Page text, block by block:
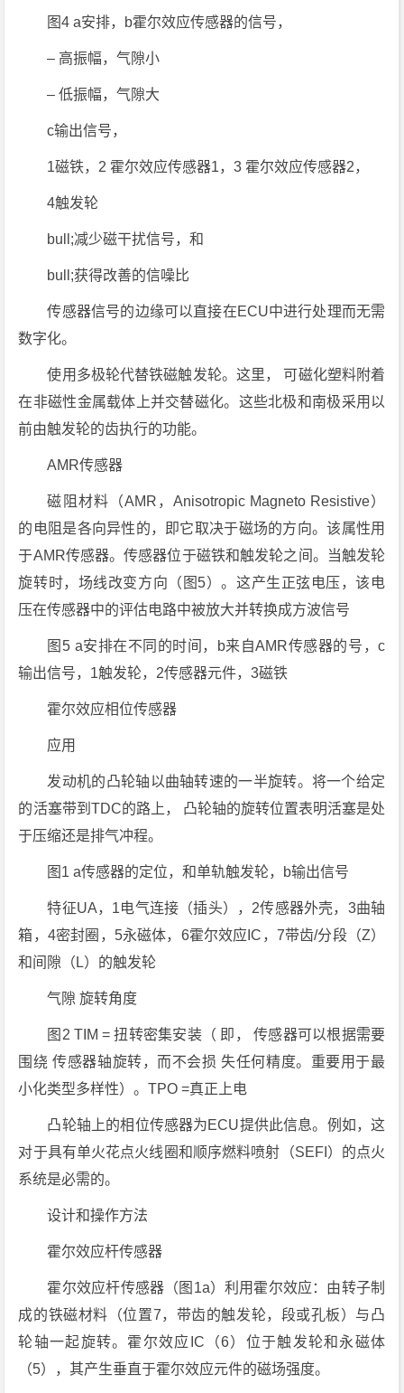
图4 a安排，b霍尔效应传感器的信号，
– 高振幅，气隙小
– 低振幅，气隙大
c输出信号，
1磁铁，2 霍尔效应传感器1，3 霍尔效应传感器2，
4触发轮
bull;减少磁干扰信号，和
bull;获得改善的信噪比
传感器信号的边缘可以直接在ECU中进行处理而无需
数字化。
使用多极轮代替铁磁触发轮。这里， 可磁化塑料附着
在非磁性金属载体上并交替磁化。这些北极和南极采用以
前由触发轮的齿执行的功能。
AMR传感器
磁阻材料（AMR，Anisotropic Magneto Resistive）
的电阻是各向异性的，即它取决于磁场的方向。该属性用
于AMR传感器。传感器位于磁铁和触发轮之间。当触发轮
旋转时，场线改变方向（图5）。这产生正弦电压，该电
压在传感器中的评估电路中被放大并转换成方波信号
图5 a安排在不同的时间，b来自AMR传感器的号，c
输出信号，1触发轮，2传感器元件，3磁铁
霍尔效应相位传感器
应用
发动机的凸轮轴以曲轴转速的一半旋转。将一个给定
的活塞带到TDC的路上， 凸轮轴的旋转位置表明活塞是处
于压缩还是排气冲程。
图1 a传感器的定位，和单轨触发轮，b输出信号
特征UA，1电气连接（插头），2传感器外壳，3曲轴
箱，4密封圈，5永磁体，6霍尔效应IC，7带齿/分段（Z）
和间隙（L）的触发轮
气隙 旋转角度
图2 TIM = 扭转密集安装（ 即， 传感器可以根据需要
围绕 传感器轴旋转，而不会损 失任何精度。重要用于最
小化类型多样性）。TPO =真正上电
凸轮轴上的相位传感器为ECU提供此信息。例如，这
对于具有单火花点火线圈和顺序燃料喷射（SEFI）的点火
系统是必需的。
设计和操作方法
霍尔效应杆传感器
霍尔效应杆传感器（图1a）利用霍尔效应：由转子制
成的铁磁材料（位置7，带齿的触发轮，段或孔板）与凸
轮轴一起旋转。霍尔效应IC（6）位于触发轮和永磁体
（5），其产生垂直于霍尔效应元件的磁场强度。